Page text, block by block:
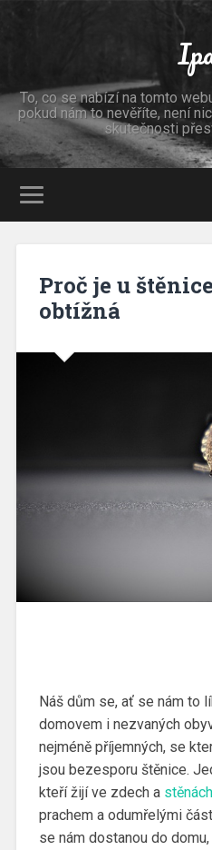
To, co se nabízí na tomto
pokud nám to nevěříte, není
skutečnosti
Proč je u
obtížná
Náš dům se, ať se nám to
domovem i nezvaných
nejméně příjemných, se
jsou bezesporu štěnice.
kteří žijí ve zdech astěnách
prachem a odumřelými
se nám dostanou do